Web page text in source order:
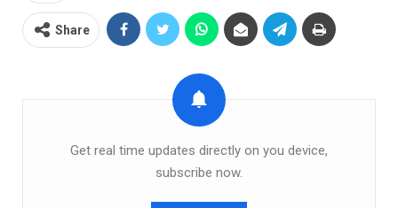
Share
Get real time updates directly on you device,
subscribe now.